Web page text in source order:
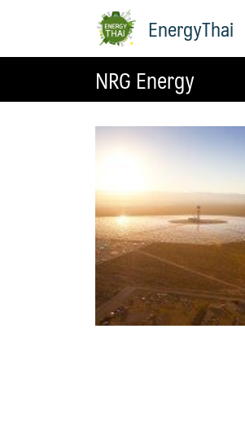
EnergyThai
NRG Energy